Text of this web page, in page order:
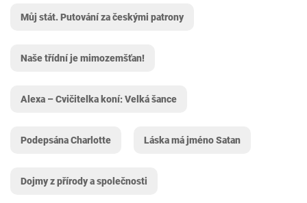
Můj stát. Putování za českými patrony
Naše třídní je mimozemšťan!
Alexa – Cvičitelka koní: Velká šance
Podepsána Charlotte Láska má jméno Satan
Dojmy z přírody a společnosti